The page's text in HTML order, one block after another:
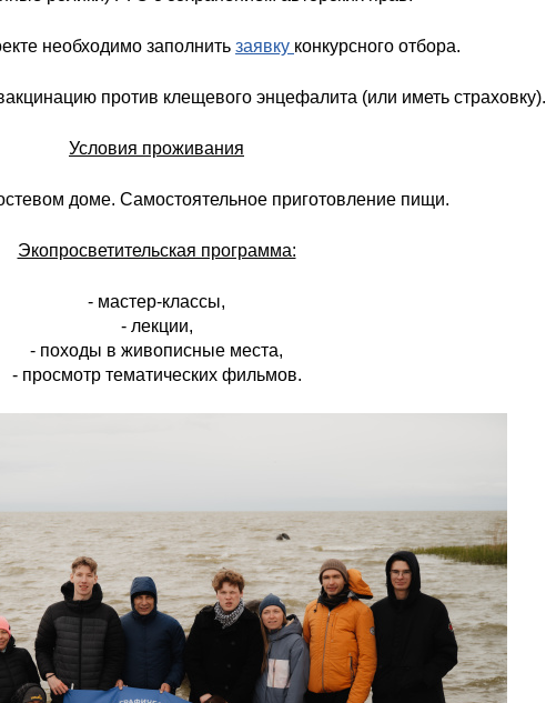
необходимо заполнить заявку конкурсного отбора.
против клещевого энцефалита (или иметь страховку).
Условия проживания
доме. Самостоятельное приготовление пищи.
Экопросветительская программа:
- мастер-классы,
- лекции,
- походы в живописные места,
- просмотр тематических фильмов.